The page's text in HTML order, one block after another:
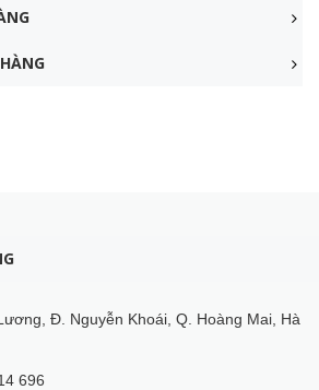
Đ. Nguyễn Khoái, Q. Hoàng Mai, Hà
696